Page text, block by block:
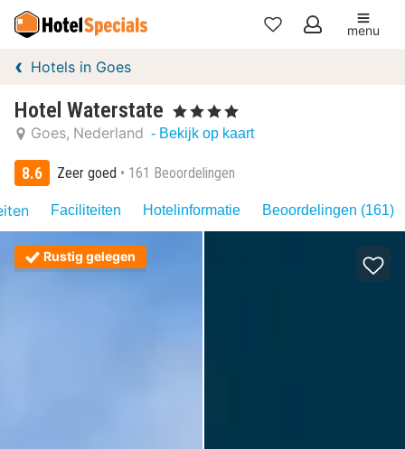
Mijn
menu
Hotels in Goes
Hotel Waterstate , 4 Sterren
Goes Nederland - Bekijk op kaart
8.6 Zeer goed 161 Beoordelingen
Faciliteiten Hotelinformatie Beoordelingen (161)
Rustig gelegen